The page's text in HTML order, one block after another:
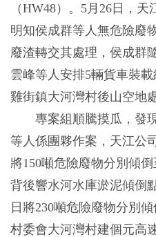
（HW48）。5月26日，
明知侯成群等人無危險廢
廢渣轉交其處理，侯成群
雲峰等人安排5輛貨車裝
雞街鎮大河灣村後山空地
專案組順騰摸瓜，發現
等人係團夥作案，天江公
將150噸危險廢物分別傾
背後響水河水庫淤泥傾倒
日將230噸危險廢物分別
村委會大河灣村建個元高